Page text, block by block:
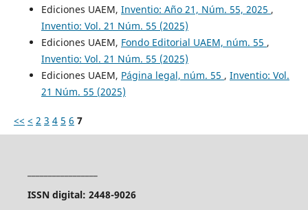
Ediciones UAEM, Inventio: Año 21, Núm. 55, 2025 ,
Inventio: Vol. 21 Núm. 55 (2025)
Ediciones UAEM, Fondo Editorial UAEM, núm. 55 ,
Inventio: Vol. 21 Núm. 55 (2025)
Ediciones UAEM, Página legal, núm. 55 , Inventio: Vol.
21 Núm. 55 (2025)
<< < 2 3 4 5 6 7
ISSN digital: 2448-9026